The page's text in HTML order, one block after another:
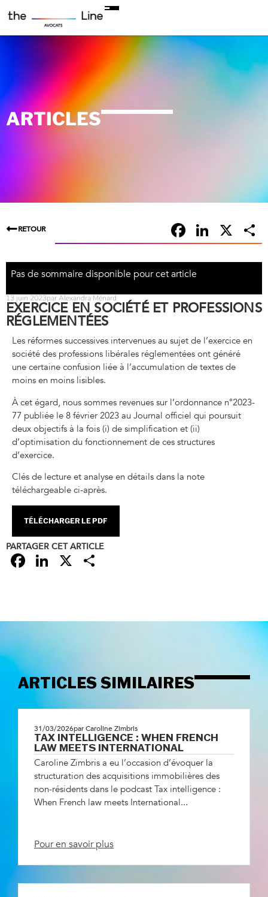
ARTICLES
RETOUR X
13 juin 2023par Alexandra Ménard
EXERCICE EN SOCIÉTÉ ET PROFESSIONS
RÉGLEMENTÉES
Les réformes successives intervenues au sujet de l’exercice en
société des professions libérales réglementées ont généré
une certaine confusion liée à l’accumulation de textes de
moins en moins lisibles.
À cet égard, nous sommes revenues sur l’ordonnance n°2023-
77 publiée le 8 février 2023 au Journal officiel qui poursuit
deux objectifs à la fois (i) de simplification et (ii)
d’optimisation du fonctionnement de ces structures
d’exercice.
Clés de lecture et analyse en détails dans la note
téléchargeable ci-après.
TÉLÉCHARGER LE PDF
PARTAGER CET ARTICLE
Facebook
LinkedIn
X
Pas de sommaire disponible pour cet article
ARTICLES SIMILAIRES
31/03/2026par Caroline Zimbris
TAX INTELLIGENCE : WHEN FRENCH
LAW MEETS INTERNATIONAL
Caroline Zimbris a eu l’occasion d’évoquer la
structuration des acquisitions immobilières des
non-résidents dans le podcast Tax intelligence :
When French law meets International...
Pour en savoir plus